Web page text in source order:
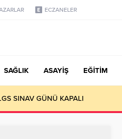
ECZANELER
SAĞLIK ASAYİŞ EĞİTİM
SINAV GÜNÜ KAPALI